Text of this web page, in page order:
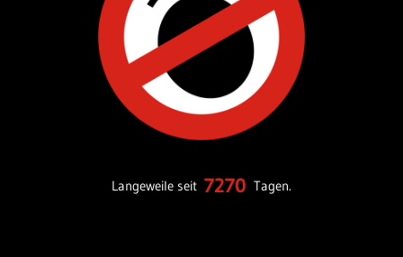
Langeweile seit 7270 Tagen.